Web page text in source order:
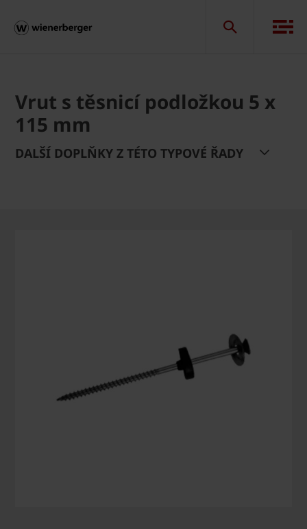
Vrut s těsnicí podložkou 5 x
115 mm
DALŠÍ DOPLŇKY Z TÉTO TYPOVÉ ŘADY